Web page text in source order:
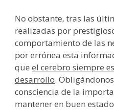
No obstante, tras las
realizadas por
comportamiento de las
por errónea esta
que el cerebro siempre
desarrollo.
consciencia de la
mantener en buen